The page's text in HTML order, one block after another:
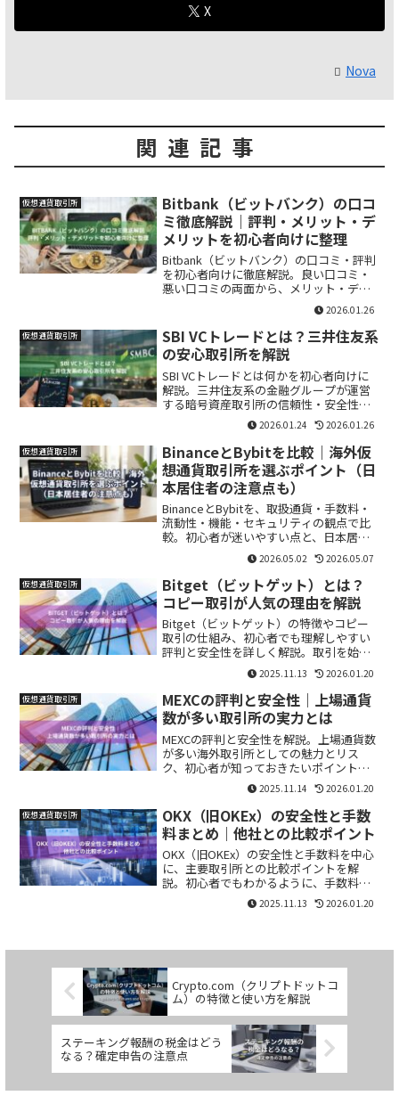
X
Nova
関連記事
仮想通貨取引所
Bitbank（ビットバンク）の口コ
ミ徹底解説｜評判・メリット・デ
メリットを初心者向けに整理
Bitbank（ビットバンク）の口コミ・評判
を初心者向けに徹底解説。良い口コミ・
悪い口コミの両面から、メリット・デメ
リットや注意点を中立的に整理します。
2026.01.26
仮想通貨取引所
SBI VCトレードとは？三井住友系
の安心取引所を解説
SBI VCトレードとは何かを初心者向けに
解説。三井住友系の金融グループが運営
する暗号資産取引所の信頼性・安全性・
特徴を中立的に紹介します。
2026.01.24 2026.01.26
仮想通貨取引所
BinanceとBybitを比較｜海外仮
想通貨取引所を選ぶポイント（日
本居住者の注意点も）
BinanceとBybitを、取扱通貨・手数料・
流動性・機能・セキュリティの観点で比
較。初心者が迷いやすい点と、日本居住
者の規制面の注意、選び方のチェックリ
ストもまとめます。2026.05.02 2026.05.07
仮想通貨取引所
Bitget（ビットゲット）とは？
コピー取引が人気の理由を解説
Bitget（ビットゲット）の特徴やコピー
取引の仕組み、初心者でも理解しやすい
評判と安全性を詳しく解説。取引を始め
る前に知るべきポイントをまとめます。
2025.11.13 2026.01.20
仮想通貨取引所
MEXCの評判と安全性｜上場通貨
数が多い取引所の実力とは
MEXCの評判と安全性を解説。上場通貨数
が多い海外取引所としての魅力とリス
ク、初心者が知っておきたいポイントを
わかりやすく紹介します。
2025.11.14 2026.01.20
仮想通貨取引所
OKX（旧OKEx）の安全性と手数
料まとめ｜他社との比較ポイント
OKX（旧OKEx）の安全性と手数料を中心
に、主要取引所との比較ポイントを解
説。初心者でもわかるように、手数料体
系・セキュリティ・取扱銘柄の特徴を整
2025.11.13 2026.01.20
Crypto.com（クリプトドットコ
ム）の特徴と使い方を解説
ステーキング報酬の税金はどう
なる？確定申告の注意点